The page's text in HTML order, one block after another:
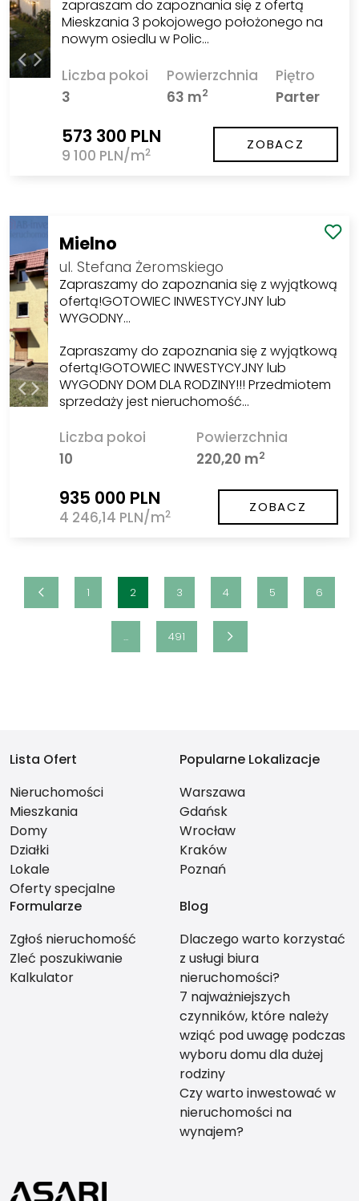
zapraszam do zapoznania się z ofertą
Mieskzania 3 pokojowego położonego na
nowym osiedlu w Polic…
Liczba pokoi
3
Powierzchnia
63 m2
Piętro
Parter
573 300 PLN
9 100 PLN/m2 ZOBACZ
Mielno
ul. Stefana Żeromskiego
Zapraszamy do zapoznania się z wyjątkową
ofertą!GOTOWIEC INWESTYCYJNY lub
WYGODNY…
Zapraszamy do zapoznania się z wyjątkową
ofertą!GOTOWIEC INWESTYCYJNY lub
WYGODNY DOM DLA RODZINY!!! Przedmiotem
sprzedaży jest nieruchomość…
Liczba pokoi
10
Powierzchnia
220,20 m2
935 000 PLN
4 246,14 PLN/m2 ZOBACZ
1 2 3 4 5 6
... 491
Lista Ofert
Nieruchomości
Mieszkania
Domy
Działki
Lokale
Oferty specjalne
Popularne Lokalizacje
Warszawa
Gdańsk
Wrocław
Kraków
Poznań
Formularze
Zgłoś nieruchomość
Zleć poszukiwanie
Kalkulator
Blog
Dlaczego warto korzystać
z usługi biura
nieruchomości?
7 najważniejszych
czynników, które należy
wziąć pod uwagę podczas
wyboru domu dla dużej
rodziny
Czy warto inwestować w
nieruchomości na
wynajem?